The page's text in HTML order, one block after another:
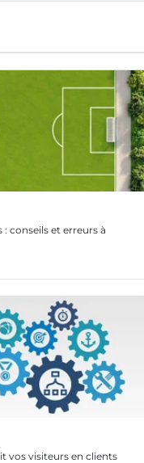
conseils et erreurs à
vos visiteurs en clients